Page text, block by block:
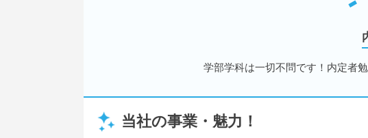
学部学科は一切不問です！内定者
当社の事業・魅力！